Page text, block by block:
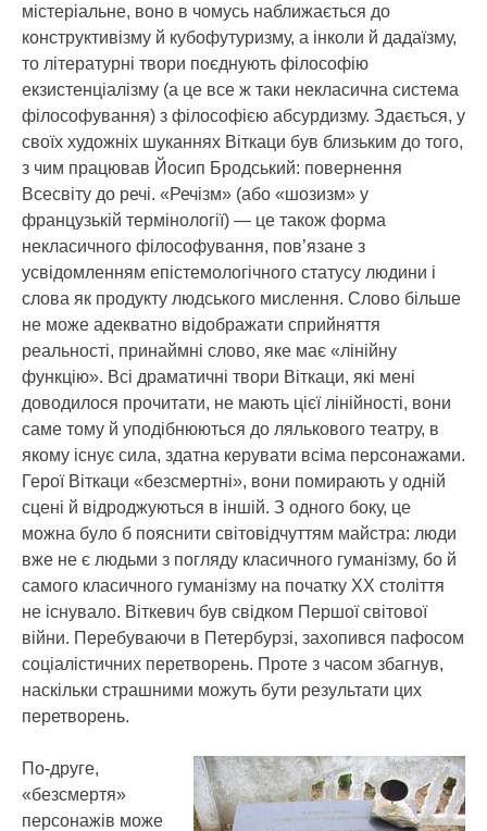
містеріальне, воно в чомусь наближається до
конструктивізму й кубофутуризму, а інколи й дадаїзму,
то літературні твори поєднують філософію
екзистенціалізму (а це все ж таки некласична система
філософування) з філософією абсурдизму. Здається, у
своїх художніх шуканнях Віткаци був близьким до того,
з чим працював Йосип Бродський: повернення
Всесвіту до речі. «Речізм» (або «шозизм» у
французькій термінології) — це також форма
некласичного філософування, пов’язане з
усвідомленням епістемологічного статусу людини і
слова як продукту людського мислення. Слово більше
не може адекватно відображати сприйняття
реальності, принаймні слово, яке має «лінійну
функцію». Всі драматичні твори Віткаци, які мені
доводилося прочитати, не мають цієї лінійності, вони
саме тому й уподібнюються до лялькового театру, в
якому існує сила, здатна керувати всіма персонажами.
Герої Віткаци «безсмертні», вони помирають у одній
сцені й відроджуються в іншій. З одного боку, це
можна було б пояснити світовідчуттям майстра: люди
вже не є людьми з погляду класичного гуманізму, бо й
самого класичного гуманізму на початку ХХ століття
не існувало. Віткевич був свідком Першої світової
війни. Перебуваючи в Петербурзі, захопився пафосом
соціалістичних перетворень. Проте з часом збагнув,
наскільки страшними можуть бути результати цих
перетворень.
По-друге,
«безсмертя»
персонажів може